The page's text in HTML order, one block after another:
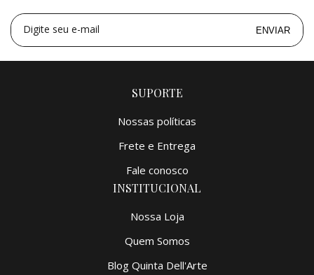
R$ 3.000,00
Digite seu e-mail ENVIAR
SUPORTE
Nossas políticas
Frete e Entrega
Fale conosco
INSTITUCIONAL
Nossa Loja
Quem Somos
Blog Quinta Dell'Arte